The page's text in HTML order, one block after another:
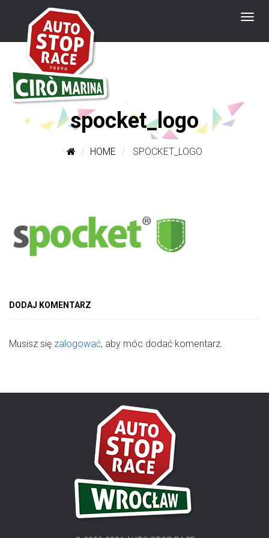
spocket_logo
HOME SPOCKET_LOGO
DODAJ KOMENTARZ
Musisz się zalogować, aby móc dodać komentarz.